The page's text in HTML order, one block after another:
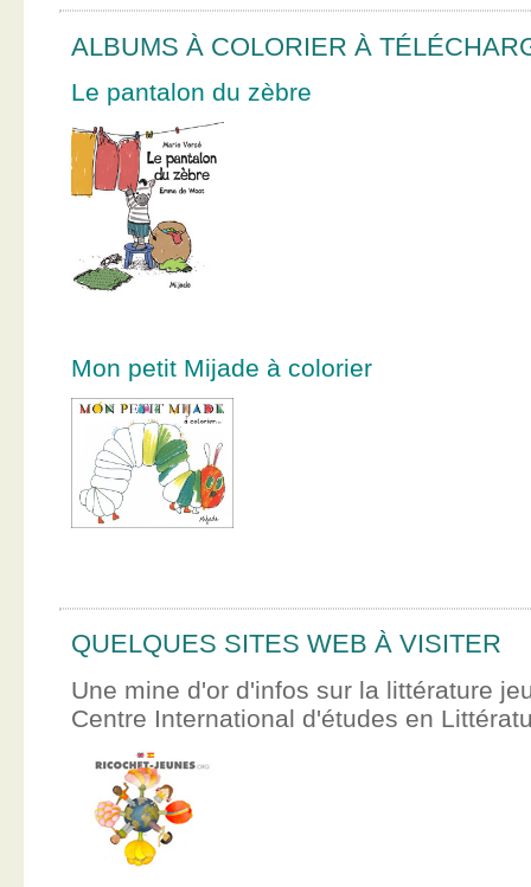
ALBUMS À COLORIER À
Le pantalon du zèbre
Mon petit Mijade à colorier
QUELQUES SITES WEB À VISITER
Une mine d'or d'infos sur la littérature
Centre International d'études en